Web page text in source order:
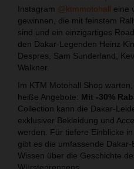
Instagram @ktmmotohall eine
gewinnen, die mit feinstem
sind und ein einzigartiges
den Dakar-Legenden Heinz
Despres, Sam Sunderland,
Walkner.
Im KTM Motohall Shop
heiße Angebote: Mit -30%
Collection kann die Dakar-
exklusiver Bekleidung und
werden. Für tiefere Einblicke
gibt es die umfassende
Wissen über die Geschichte